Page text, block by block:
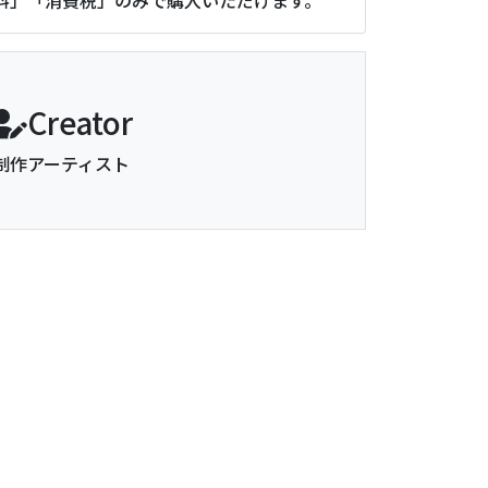
Creator
作アーティスト